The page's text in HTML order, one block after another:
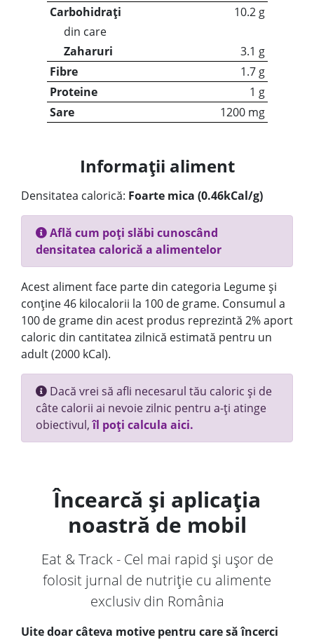
Carbohidrați
10.2 g
din care
Zaharuri
3.1 g
Fibre
1.7 g
Proteine
1 g
Sare
1200 mg
Informații aliment
Densitatea calorică: Foarte mica (0.46kCal/g)
Află cum poți slăbi cunoscând
densitatea calorică a alimentelor
Acest aliment face parte din categoria Legume și
conține 46 kilocalorii la 100 de grame. Consumul a
100 de grame din acest produs reprezintă 2% aport
caloric din cantitatea zilnică estimată pentru un
adult (2000 kCal).
Dacă vrei să afli necesarul tău caloric și de
câte calorii ai nevoie zilnic pentru a-ți atinge
obiectivul,îl poți calcula aici.
Încearcă și aplicația
noastră de mobil
Eat & Track - Cel mai rapid și ușor de
folosit jurnal de nutriție cu alimente
exclusiv din România
Uite doar câteva motive pentru care să încerci